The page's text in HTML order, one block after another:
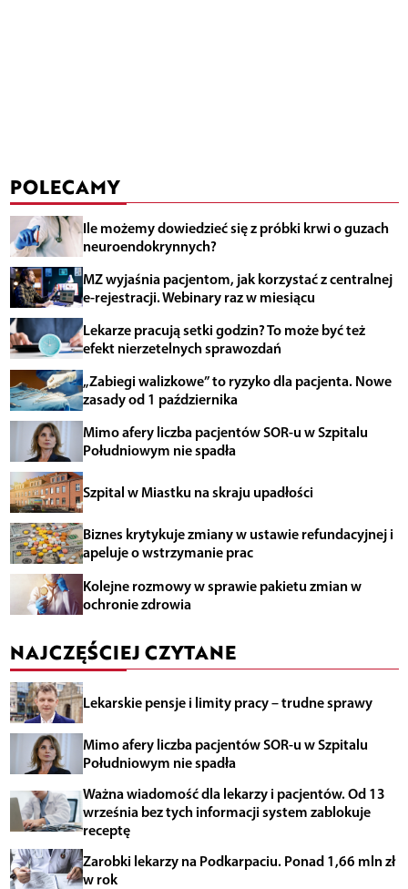
POLECAMY
Ile możemy dowiedzieć się z próbki krwi o guzach
neuroendokrynnych?
MZ wyjaśnia pacjentom, jak korzystać z centralnej
e-rejestracji. Webinary raz w miesiącu
Lekarze pracują setki godzin? To może być też
efekt nierzetelnych sprawozdań
„Zabiegi walizkowe” to ryzyko dla pacjenta. Nowe
zasady od 1 października
Mimo afery liczba pacjentów SOR-u w Szpitalu
Południowym nie spadła
Szpital w Miastku na skraju upadłości
Biznes krytykuje zmiany w ustawie refundacyjnej i
apeluje o wstrzymanie prac
Kolejne rozmowy w sprawie pakietu zmian w
ochronie zdrowia
NAJCZĘŚCIEJ CZYTANE
Lekarskie pensje i limity pracy – trudne sprawy
Mimo afery liczba pacjentów SOR-u w Szpitalu
Południowym nie spadła
Ważna wiadomość dla lekarzy i pacjentów. Od 13
września bez tych informacji system zablokuje
receptę
Zarobki lekarzy na Podkarpaciu. Ponad 1,66 mln zł
w rok